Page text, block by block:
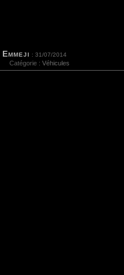
Emmeji : 31/07/2014
Catégorie : Véhicules